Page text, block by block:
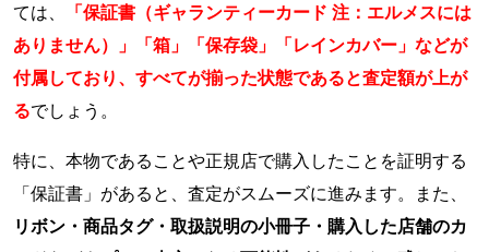
ては、
「保証書（ギャランティーカード 注：エルメスには
ありません）」「箱」「保存袋」「レインカバー」などが
付属しており、すべてが揃った状態であると査定額が上が
るでしょう。
特に、本物であることや正規店で購入したことを証明する
「保証書」があると、査定がスムーズに進みます。また、
リボン・商品タグ・取扱説明の小冊子・購入した店舗のカ